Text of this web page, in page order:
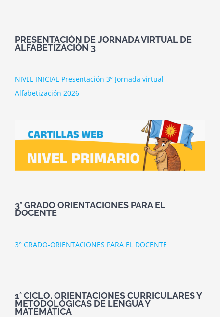
PRESENTACIÓN DE JORNADA VIRTUAL DE
ALFABETIZACIÓN 3
NIVEL INICIAL-Presentación 3° Jornada virtual
Alfabetización 2026
3° GRADO ORIENTACIONES PARA EL
DOCENTE
3° GRADO-ORIENTACIONES PARA EL DOCENTE
1° CICLO. ORIENTACIONES CURRICULARES Y
METODOLÓGICAS DE LENGUA Y
MATEMÁTICA